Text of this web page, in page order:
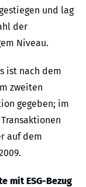
und lag
der
Niveau.
ist nach dem
zweiten
gegeben; im
auf dem
mit ESG-Bezug